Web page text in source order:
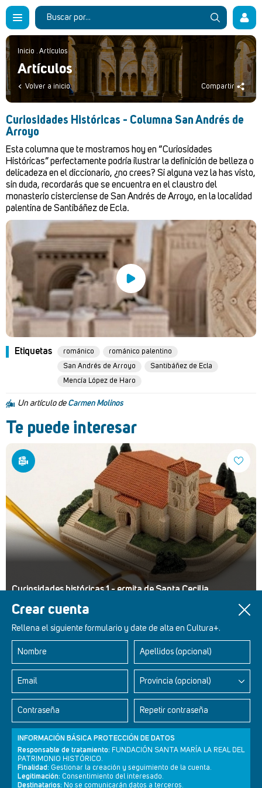
Crear cuenta
Rellena el siguiente formulario y date de alta en Cultura+.
Nombre Apellidos (opcional)
Email Provincia (opcional)
Contraseña Repetir contraseña
INFORMACIÓN BÁSICA PROTECCIÓN DE DATOS
Responsable de tratamiento: FUNDACIÓN SANTA MARÍA LA REAL DEL
PATRIMONIO HISTÓRICO.
Finalidad: Gestionar la creación y seguimiento de la cuenta.
Legitimación: Consentimiento del interesado.
Destinatarios: No se comunicarán datos a terceros.
Inicio . Artículos
Artículos
Volver a inicio Compartir
Curiosidades Históricas - Columna San Andrés de
Arroyo
Esta columna que te mostramos hoy en “Curiosidades
Históricas” perfectamente podría ilustrar la definición de belleza o
delicadeza en el diccionario, ¿no crees? Si alguna vez la has visto,
sin duda, recordarás que se encuentra en el claustro del
monasterio cisterciense de San Andrés de Arroyo, en la localidad
palentina de Santibáñez de Ecla.
Etiquetas románico
románico palentino
San Andrés de Arroyo
Santibáñez de Ecla
Mencía López de Haro
Un artículo de Carmen Molinos
Te puede interesar
Curiosidades históricas 1 - ermita de Santa Cecilia
Retablos Renacentistas Este de León